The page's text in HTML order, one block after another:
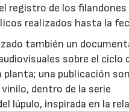
registro de los filandones
realizados hasta la
también un
sobre el ciclo
planta; una publicación
dentro de la serie
lúpulo, inspirada en la